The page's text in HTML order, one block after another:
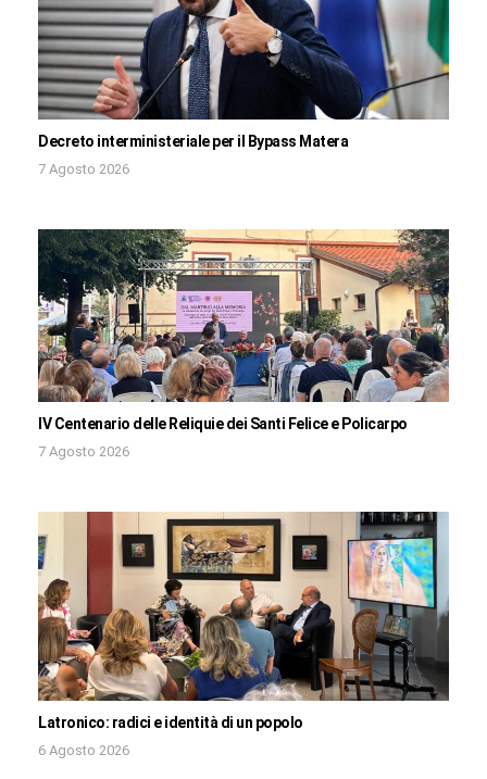
Decreto interministeriale per il Bypass Matera
7 Agosto 2026
IV Centenario delle Reliquie dei Santi Felice e Policarpo
7 Agosto 2026
Latronico: radici e identità di un popolo
6 Agosto 2026